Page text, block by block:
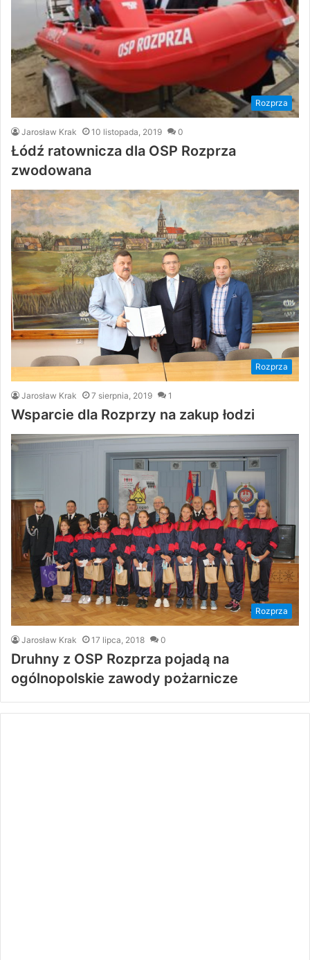
Rozprza
Jarosław Krak 10 listopada, 2019 0
Łódź ratownicza dla OSP Rozprza
zwodowana
Rozprza
Jarosław Krak 7 sierpnia, 2019 1
Wsparcie dla Rozprzy na zakup łodzi
Rozprza
Jarosław Krak 17 lipca, 2018 0
Druhny z OSP Rozprza pojadą na
ogólnopolskie zawody pożarnicze